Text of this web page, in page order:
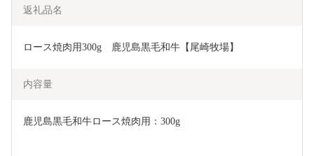
返礼品名
ロース焼肉用300g　鹿児島黒毛和牛【尾崎牧場】
内容量
鹿児島黒毛和牛ロース焼肉用：300g